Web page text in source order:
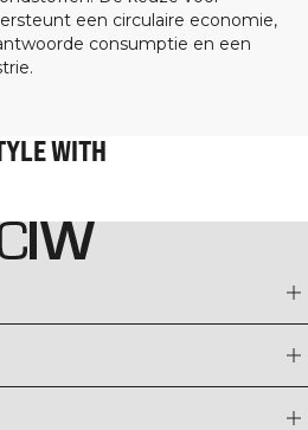
een circulaire economie,
consumptie en een
WITH